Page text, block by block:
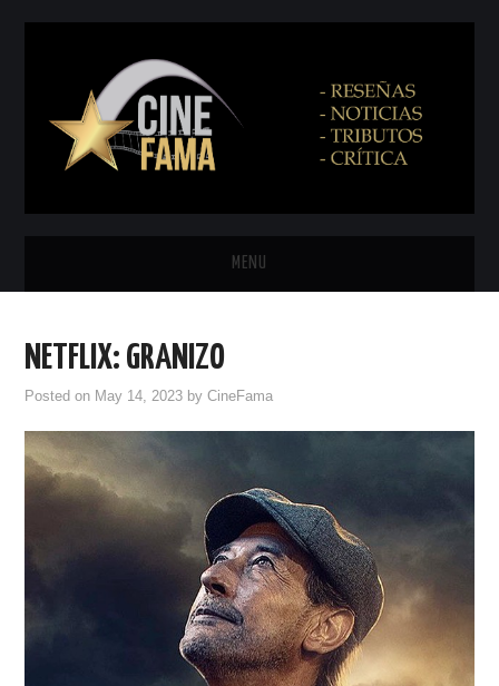
MENU
EN CINES
NETFLIX
NETFLIX: GRANIZO
Posted on May 14, 2023 byCineFama